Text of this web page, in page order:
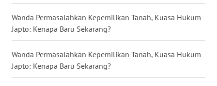
Wanda Permasalahkan Kepemilikan Tanah, Kuasa Hukum
Japto: Kenapa Baru Sekarang?
Wanda Permasalahkan Kepemilikan Tanah, Kuasa Hukum
Japto: Kenapa Baru Sekarang?
WN
KALTENG